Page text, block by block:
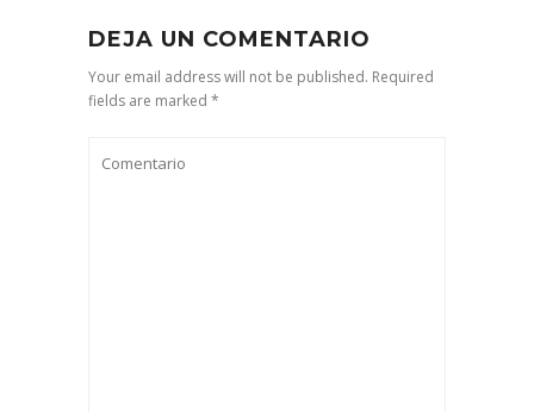
DEJA UN COMENTARIO
Your email address will not be published. Required
fields are marked *